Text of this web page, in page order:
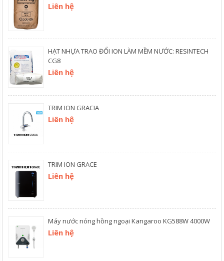
Liên hệ
HẠT NHỰA TRAO ĐỔI ION LÀM MỀM NƯỚC: RESINTECH
CG8
Liên hệ
TRIM ION GRACIA
Liên hệ
TRIM ION GRACE
Liên hệ
Máy nước nóng hồng ngoại Kangaroo KG588W 4000W
Liên hệ